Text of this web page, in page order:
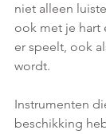
niet alleen
ook met je hart
er speelt, ook
wordt.
Instrumenten
beschikking